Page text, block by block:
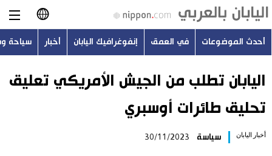
日本語
English
أحدث الموضوعات
أحدث الموضوعات في العمق إنفوغرافيك اليابان أخبار سياحة
اليابان تطلب من الجيش الأمريكي تعليق
تحليق طائرات أوسبري
أخبار اليابان سياسة 30/11/2023